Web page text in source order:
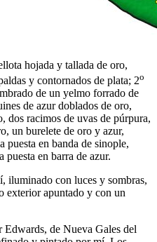
hojada y tallada de oro,
y contornados de plata; 2o
de un yelmo forrado de
de azur doblados de oro,
dos racimos de uvas de púrpura,
un burelete de oro y azur,
puesta en banda de sinople,
puesta en barra de azur.
iluminado con luces y sombras,
exterior apuntado y con un
Edwards, de Nueva Gales del